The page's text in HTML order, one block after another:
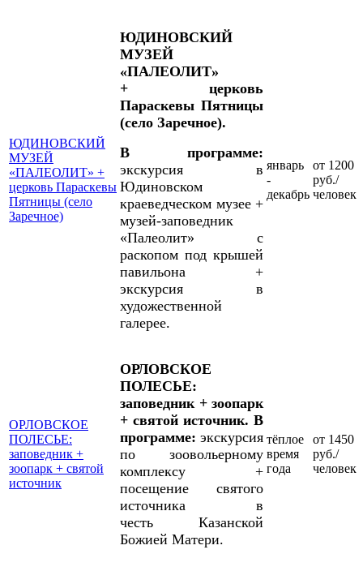
ЮДИНОВСКИЙ
МУЗЕЙ
«ПАЛЕОЛИТ» +
церковь Параскевы
Пятницы (село
Заречное)
ЮДИНОВСКИЙ
МУЗЕЙ
«ПАЛЕОЛИТ»
+ церковь
Параскевы Пятницы
(село Заречное).
В программе:
экскурсия в
Юдиновском
краеведческом музее +
музей-заповедник
«Палеолит» с
раскопом под крышей
павильона +
экскурсия в
художественной
галерее.
январь
-
декабрь
от 1200
руб./
человек
ОРЛОВСКОЕ
ПОЛЕСЬЕ:
заповедник +
зоопарк + святой
источник
ОРЛОВСКОЕ
ПОЛЕСЬЕ:
заповедник + зоопарк
+ святой источник. В
программе: экскурсия
по зоовольерному
комплексу +
посещение святого
источника в
честь Казанской
Божией Матери.
тёплое
время
года
от 1450
руб./
человек